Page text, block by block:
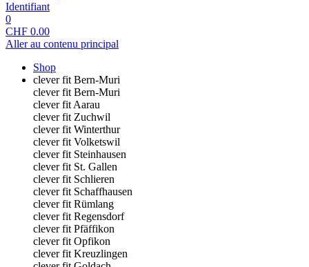
Identifiant
0
CHF 0.00
Aller au contenu principal
Shop
clever fit Bern-Muri
clever fit Bern-Muri
clever fit Aarau
clever fit Zuchwil
clever fit Winterthur
clever fit Volketswil
clever fit Steinhausen
clever fit St. Gallen
clever fit Schlieren
clever fit Schaffhausen
clever fit Rümlang
clever fit Regensdorf
clever fit Pfäffikon
clever fit Opfikon
clever fit Kreuzlingen